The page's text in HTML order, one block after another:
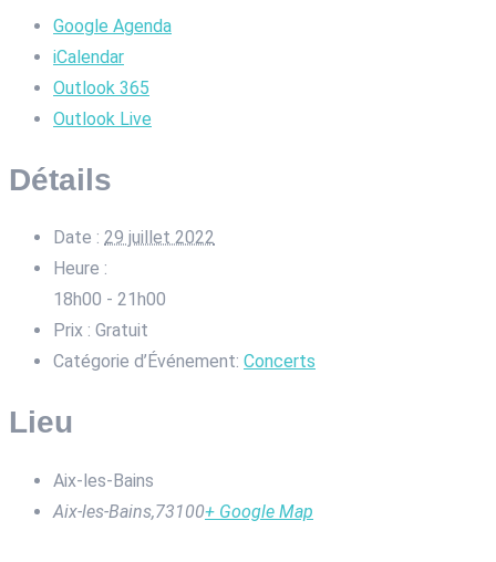
Google Agenda
iCalendar
Outlook 365
Outlook Live
Détails
Date : 29 juillet 2022
Heure :
18h00 - 21h00
Prix : Gratuit
Catégorie d’Événement: Concerts
Lieu
Aix-les-Bains
Aix-les-Bains,73100+ Google Map